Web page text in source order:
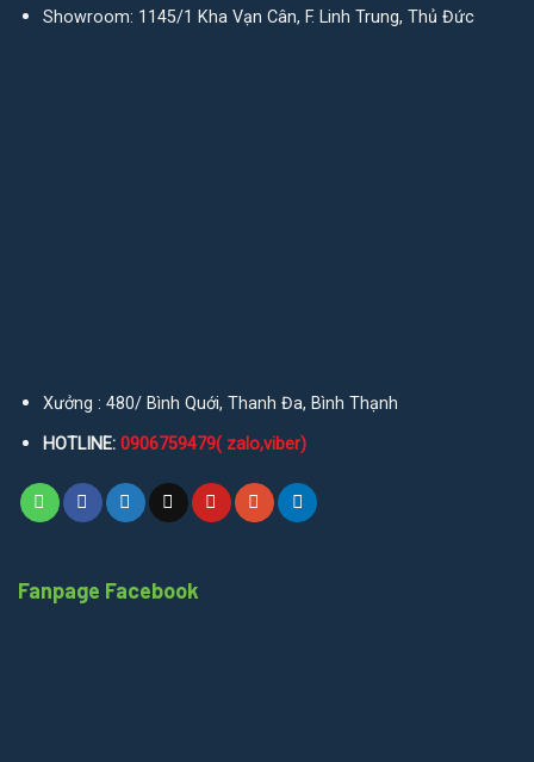
Showroom: 1145/1 Kha Vạn Cân, F. Linh Trung, Thủ Đức
Xưởng : 480/ Bình Quới, Thanh Đa, Bình Thạnh
HOTLINE: 0906759479( zalo,viber)
Fanpage Facebook